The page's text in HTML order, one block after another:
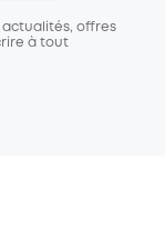
actualités, offres
à tout